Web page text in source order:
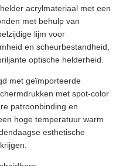
acrylmateriaal met een
met behulp van
lijm voor
en scheurbestandheid,
optische helderheid.
met geïmporteerde
met spot-color
patroonbinding en
hoge temperatuur warm
esthetische